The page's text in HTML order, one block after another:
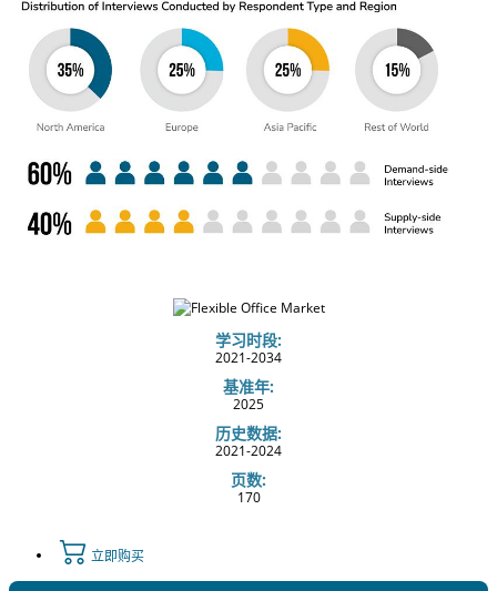
学习时段:
2021-2034
基准年:
2025
历史数据:
2021-2024
页数:
170
立即购买